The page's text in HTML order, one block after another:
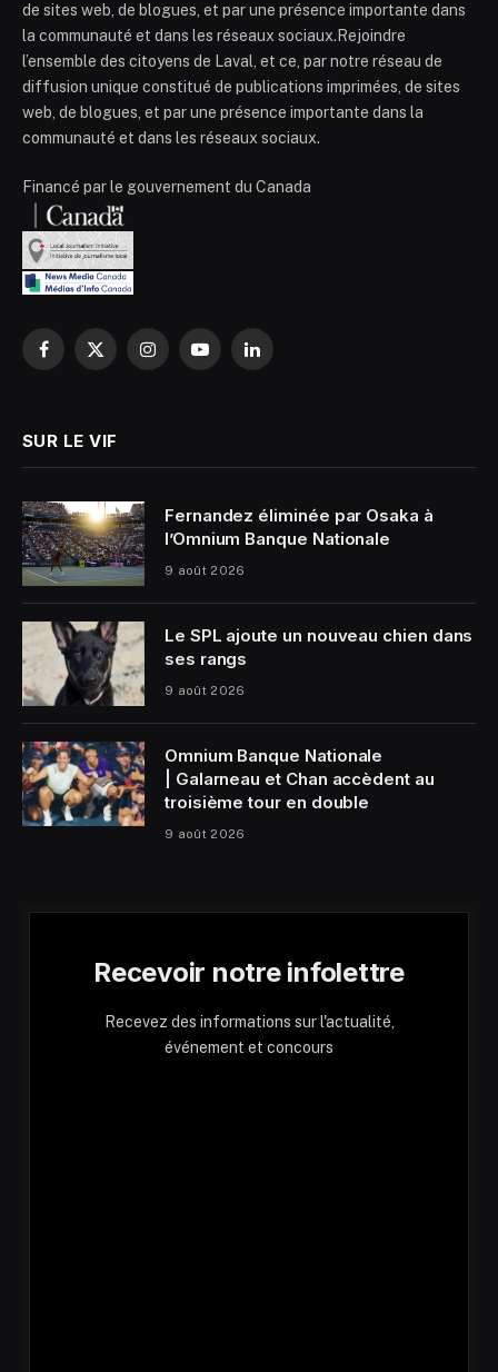
de sites web, de blogues, et par une présence importante dans
la communauté et dans les réseaux sociaux.Rejoindre
l’ensemble des citoyens de Laval, et ce, par notre réseau de
diffusion unique constitué de publications imprimées, de sites
web, de blogues, et par une présence importante dans la
communauté et dans les réseaux sociaux.
Financé par le gouvernement du Canada
Facebook
X
InstagramYouTubeLinkedIn
SUR LE VIF
Fernandez éliminée par Osaka à
l’Omnium Banque Nationale
9 août 2026
Le SPL ajoute un nouveau chien dans
ses rangs
9 août 2026
Omnium Banque Nationale
| Galarneau et Chan accèdent au
troisième tour en double
9 août 2026
Recevoir notre infolettre
Recevez des informations sur l'actualité,
événement et concours